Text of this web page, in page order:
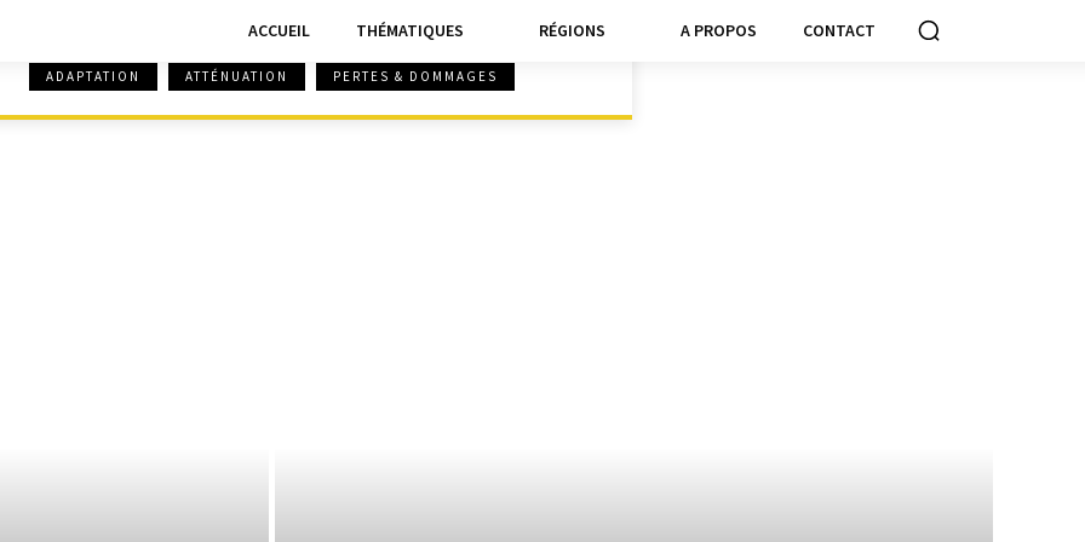
ACCUEIL THÉMATIQUES RÉGIONS A PROPOS CONTACT
ADAPTATION ATTÉNUATION PERTES & DOMMAGES